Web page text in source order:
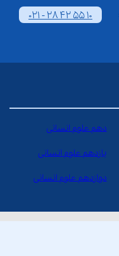
021 - 28 42 55 10
دهم علوم انسانی
یازدهم علوم انسانی
دوازدهم علوم انسانی